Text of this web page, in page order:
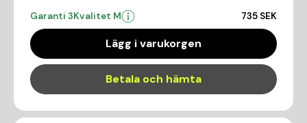
Garanti 3Kvalitet M 735 SEK
Lägg i varukorgen
Betala och hämta